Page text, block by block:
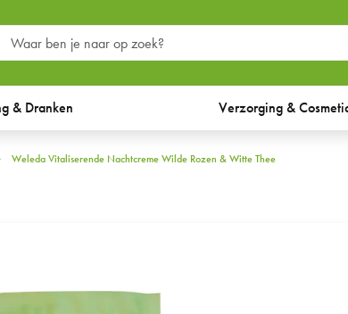
& Dranken Verzorging &
Weleda Vitaliserende Nachtcreme Wilde Rozen & Witte Thee